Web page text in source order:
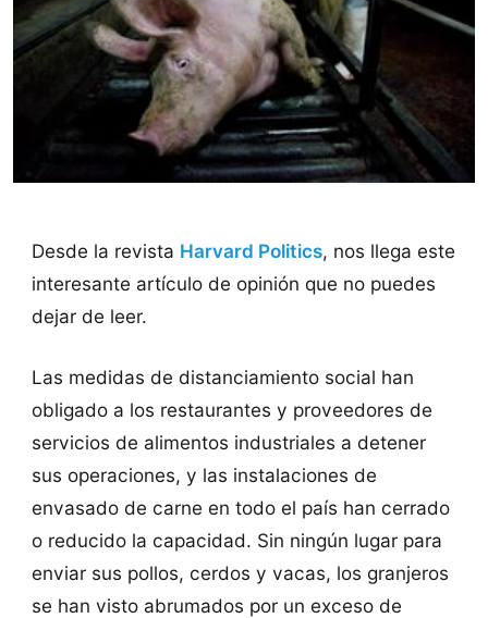
Desde la revista Harvard Politics, nos llega este
interesante artículo de opinión que no puedes
dejar de leer.
Las medidas de distanciamiento social han
obligado a los restaurantes y proveedores de
servicios de alimentos industriales a detener
sus operaciones, y las instalaciones de
envasado de carne en todo el país han cerrado
o reducido la capacidad. Sin ningún lugar para
enviar sus pollos, cerdos y vacas, los granjeros
se han visto abrumados por un exceso de